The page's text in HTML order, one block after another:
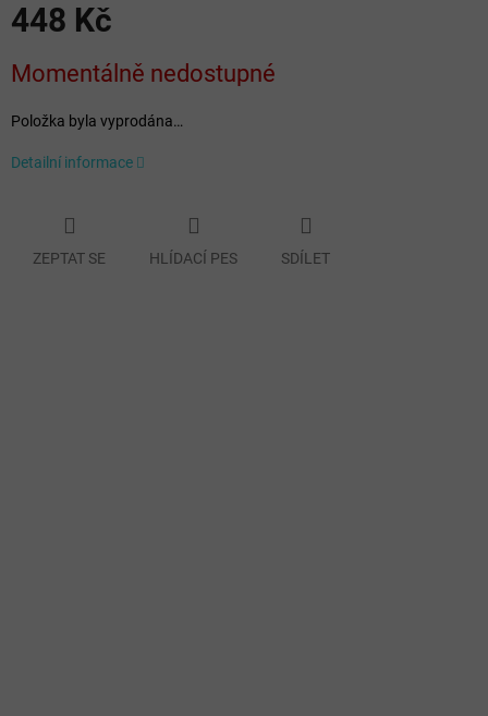
448 Kč
cena:
Momentálně nedostupné
Položka byla vyprodána…
Detailní informace
ZEPTAT SE HLÍDACÍ PES SDÍLET